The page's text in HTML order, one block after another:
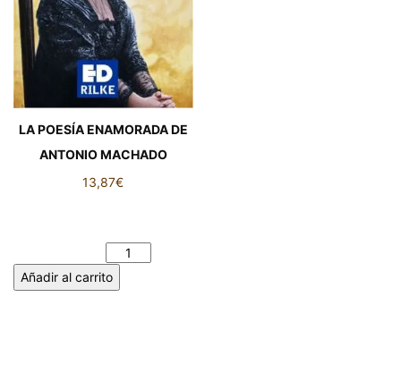
LA POESÍA ENAMORADA DE
ANTONIO MACHADO
13,87€
Añadir al carrito